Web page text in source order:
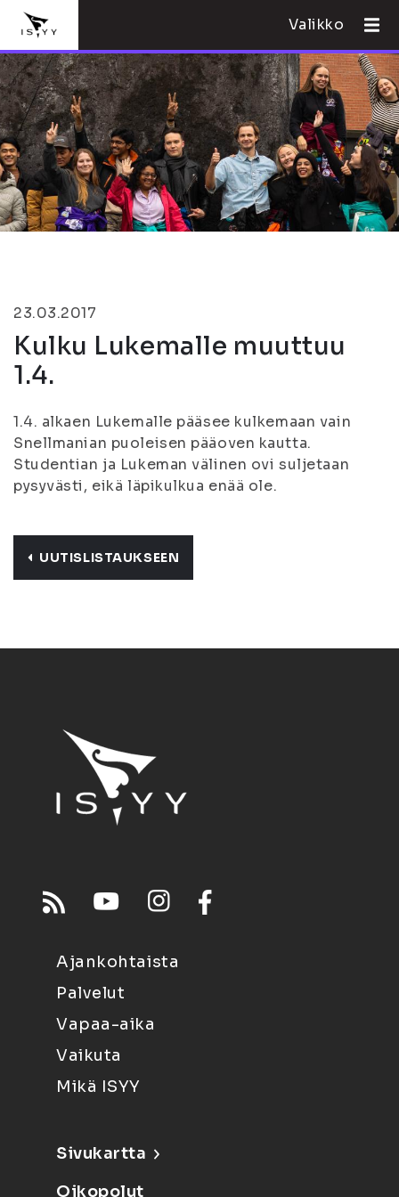
Valikko
23.03.2017
Kulku Lukemalle muuttuu
1.4.
1.4. alkaen Lukemalle pääsee kulkemaan vain
Snellmanian puoleisen pääoven kautta.
Studentian ja Lukeman välinen ovi suljetaan
pysyvästi, eikä läpikulkua enää ole.
UUTISLISTAUKSEEN
Ajankohtaista
Palvelut
Vapaa-aika
Vaikuta
Mikä ISYY
Sivukartta
Oikopolut